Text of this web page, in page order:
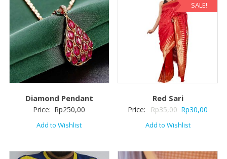
Diamond Pendant
Price: Rp250,00
Add to Wishlist
SALE!
Red Sari
Price: Rp35,00 Rp30,00
Add to Wishlist